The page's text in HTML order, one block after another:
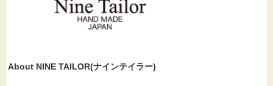
About NINE TAILOR(ナインテイラー)